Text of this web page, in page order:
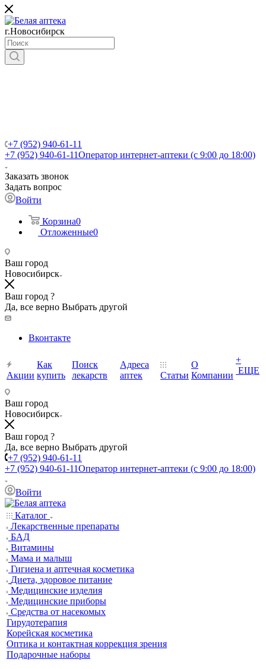
г.Новосибирск
+7 (952) 940-61-11
+7 (952) 940-61-11Оператор интернет-аптеки (с 9:00 до 18:00)
Заказать звонок
Задать вопрос
Войти
Корзина0
Отложенные0
Ваш город
Новосибирск
Ваш город ?
Да, все верно Выбрать другой
Вконтакте
Акции
Как
купить
Поиск
лекарств
Адреса
аптек
Статьи
О
Компании
+
ЕЩЕ
Ваш город
Новосибирск
Ваш город ?
Да, все верно Выбрать другой
+7 (952) 940-61-11
+7 (952) 940-61-11Оператор интернет-аптеки (с 9:00 до 18:00)
Войти
Каталог
Лекарственные препараты
БАД
Витамины
Мама и малыш
Гигиена и аптечная косметика
Диета, здоровое питание
Медицинские изделия
Медицинские приборы
Средства от насекомых
Гирудотерапия
Корейская косметика
Оптика и контактная коррекция зрения
Подарочные наборы